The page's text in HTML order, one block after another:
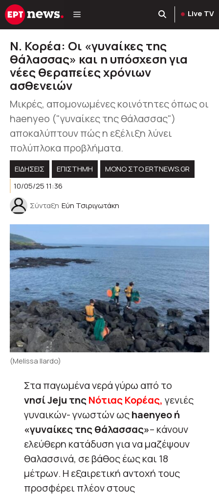
Μετάβαση
σε
Live TV
Ν. Κορέα: Οι «γυναίκες της
θάλασσας» και η υπόσχεση για
νέες θεραπείες χρόνιων
ασθενειών
Μικρές, απομονωμένες κοινότητες όπως οι
haenyeo ("γυναίκες της θάλασσας")
αποκαλύπτουν πώς η εξέλιξη λύνει
πολύπλοκα προβλήματα.
ΕΙΔΗΣΕΙΣ ΕΠΙΣΤΗΜΗ
ΜΟΝΟ ΣΤΟ ERTNEWS.GR
10/05/25 11:36
Σύνταξη Εύη Τσιριγωτάκη
(Melissa Ilardo)
Στα παγωμένα νερά γύρω από το
νησί Jeju τηςΝότιας Κορέας, γενιές
γυναικών- γνωστών ωςhaenyeoή
«γυναίκες της θάλασσας»– κάνουν
ελεύθερη κατάδυση για να μαζέψουν
θαλασσινά, σε βάθος έως και 18
μέτρων. Η εξαιρετική αντοχή τους
προσφέρει πλέον στους